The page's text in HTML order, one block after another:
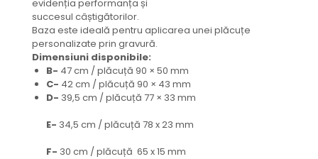
evidenția performanța și
succesul câștigătorilor.
Baza este ideală pentru aplicarea unei plăcuțe
personalizate prin gravură.
Dimensiuni disponibile:
B- 47 cm / plăcuță 90 × 50 mm
C- 42 cm / plăcuță 90 × 43 mm
D- 39,5 cm / plăcuță 77 × 33 mm
E- 34,5 cm / plăcuță 78 x 23 mm
F- 30 cm / plăcuță 65 x 15 mm